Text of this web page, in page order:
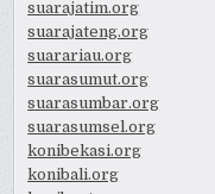
suarajatim.org
suarajateng.org
suarariau.org
suarasumut.org
suarasumbar.org
suarasumsel.org
konibekasi.org
konibali.org